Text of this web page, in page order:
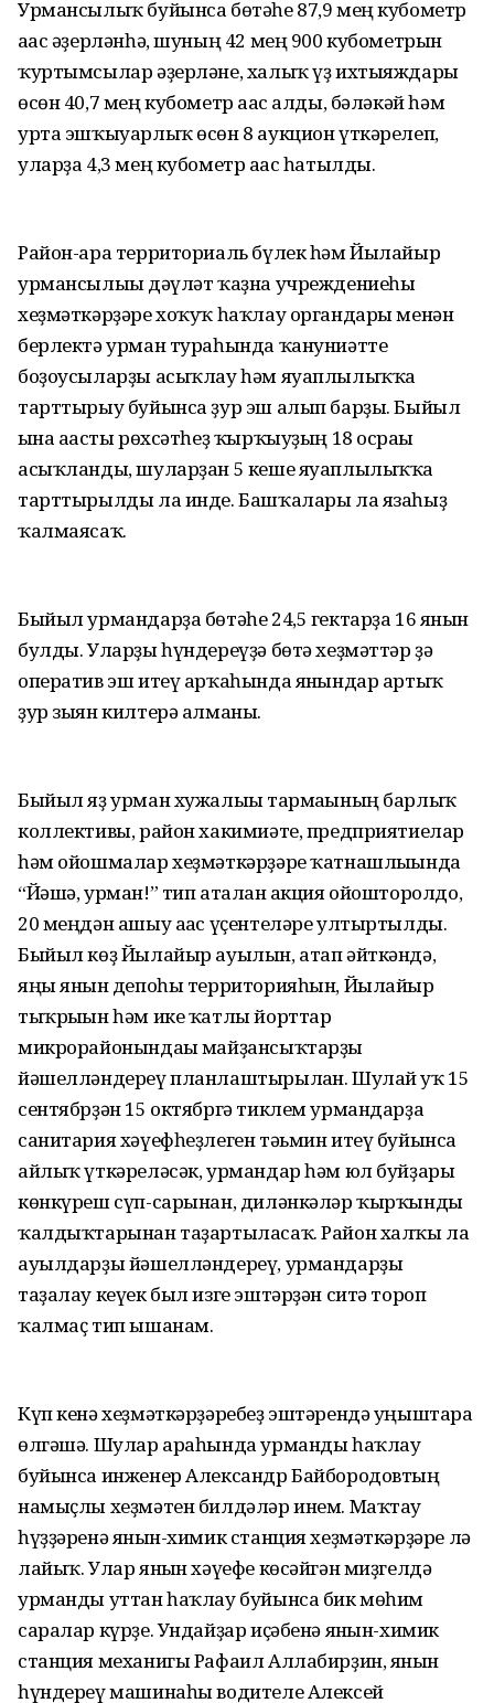
Урмансылыҡ буйынса бөтәһе 87,9 мең кубометр
ағас әҙерләнһә, шуның 42 мең 900 кубометрын
ҡуртымсылар әҙерләне, халыҡ үҙ ихтыяждары
өсөн 40,7 мең кубометр ағас алды, бәләкәй һәм
урта эшҡыуарлыҡ өсөн 8 аукцион үткәрелеп,
уларҙа 4,3 мең кубометр ағас һатылды.
Район-ара территориаль бүлек һәм Йылайыр
урмансылығы дәүләт ҡаҙна учреждениеһы
хеҙмәткәрҙәре хоҡуҡ һаҡлау органдары менән
берлектә урман тураһында ҡануниәтте
боҙоусыларҙы асыҡлау һәм яуаплылыҡҡа
тарттырыу буйынса ҙур эш алып барҙы. Быйыл
ғына ағасты рөхсәтһеҙ ҡырҡыуҙың 18 осрағы
асыҡланды, шуларҙан 5 кеше яуаплылыҡҡа
тарттырылды ла инде. Башҡалары ла язаһыҙ
ҡалмаясаҡ.
Быйыл урмандарҙа бөтәһе 24,5 гектарҙа 16 янғын
булды. Уларҙы һүндереүҙә бөтә хеҙмәттәр ҙә
оператив эш итеү арҡаһында янғындар артыҡ
ҙур зыян килтерә алманы.
Быйыл яҙ урман хужалығы тармағының барлыҡ
коллективы, район хакимиәте, предприятиелар
һәм ойошмалар хеҙмәткәрҙәре ҡатнашлығында
“Йәшә, урман!” тип аталған акция ойошторолдо,
20 меңдән ашыу ағас үҫентеләре ултыртылды.
Быйыл көҙ Йылайыр ауылын, атап әйткәндә,
яңы янғын депоһы территорияһын, Йылайыр
тыҡрығын һәм ике ҡатлы йорттар
микрорайонындағы майҙансыҡтарҙы
йәшелләндереү планлаштырылған. Шулай уҡ 15
сентябрҙән 15 октябргә тиклем урмандарҙа
санитария хәүефһеҙлеген тәьмин итеү буйынса
айлыҡ үткәреләсәк, урмандар һәм юл буйҙары
көнкүреш сүп-сарынан, диләнкәләр ҡырҡынды
ҡалдыҡтарынан таҙартыласаҡ. Район халҡы ла
ауылдарҙы йәшелләндереү, урмандарҙы
таҙалау кеүек был изге эштәрҙән ситә тороп
ҡалмаҫ тип ышанам.
Күп кенә хеҙмәткәрҙәребеҙ эштәрендә уңыштарға
өлгәшә. Шулар араһында урманды һаҡлау
буйынса инженер Александр Байбородовтың
намыҫлы хеҙмәтен билдәләр инем. Маҡтау
һүҙҙәренә янғын-химик станция хеҙмәткәрҙәре лә
лайыҡ. Улар янғын хәүефе көсәйгән миҙгелдә
урманды уттан һаҡлау буйынса бик мөһим
саралар күрҙе. Ундайҙар иҫәбенә янғын-химик
станция механигы Рафаил Аллабирҙин, янғын
һүндереү машинаһы водителе Алексей